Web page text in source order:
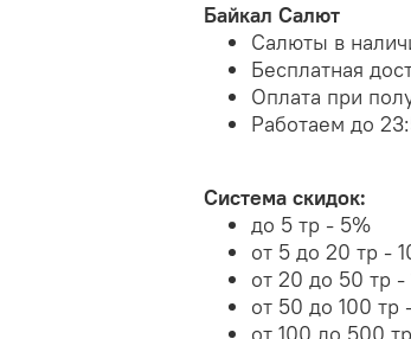
Байкал Салют
Салюты в
Бесплатная
Оплата при
Работаем до
Система скидок:
до 5 тр - 5%
от 5 до 20 тр -
от 20 до 50 тр -
от 50 до 100 тр